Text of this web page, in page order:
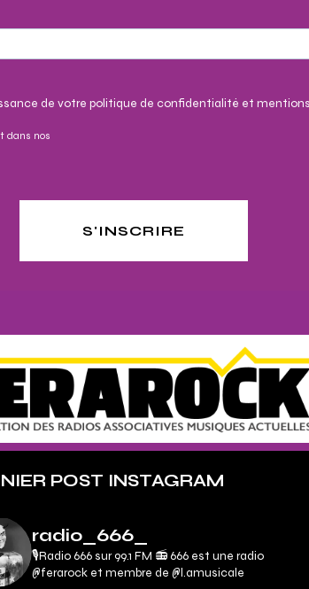
de votre politique de confidentialité et
dans nos
S'INSCRIRE
POST INSTAGRAM
radio_666_
🎙Radio 666 sur 99.1 FM 📻666 est une radio
@ferarock et membre de @l.amusicale